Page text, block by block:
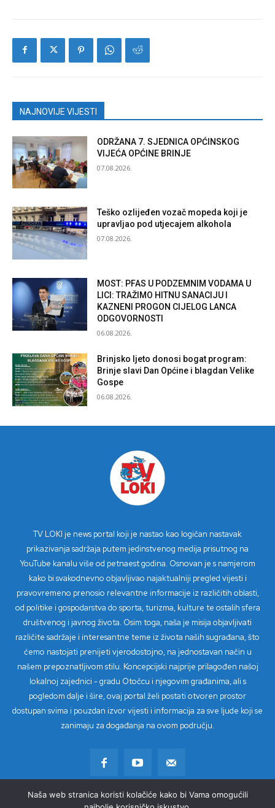
NAJNOVIJE VIJESTI
ODRŽANA 7. SJEDNICA OPĆINSKOG
VIJEĆA OPĆINE BRINJE
07.08.2026.
Teško ozlijeđen vozač mopeda koji je
upravljao pod utjecajem alkohola
07.08.2026.
MOST: PFAS U PODZEMNIM VODAMA U
LICI: TRAŽIMO HITNU SANACIJU I
KAZNENI PROGON CIJELOG LANCA
ODGOVORNOSTI
06.08.2026.
Brinjsko ljeto donosi bogat program:
Brinje slavi Dan Općine i blagdan Velike
Gospe
06.08.2026.
TV LOKI je news portal koji je nastao kao logičan nastavak
prikazivanja sadržaja putem jedinstvenog medija prisutnog na
YouTube kanalu više od petnaest godina. Osnovan je s namjerom
kako bi svakodnevno objavljivao najaktualniji pregled vijesti i
pravovremeno prenosio relevantne informacije iz različitih oblasti,
od politike i gospodarstva do sporta, turizma, kulture te ostalih sfera
društvenog i javnog života. Osim toga, naša je misija objavljivati
različite sadržaje i interesantne teme iz života naših sugrađana, što
ćemo nastojati prenijeti vjerodostojno, na jednostavan način u
našem prepoznatljivom stilu. Koncepcijski najprije prilagođen našoj
lokalnoj zajednici - gradu Otočcu i njegovim građanima, ali s
pogledom dalje i šire, ovaj portal želi postati otvoren prostor
dostupan svima i pouzdan izvor vijesti i informacija za sve ljude koji se
zanimaju za događanja na ovom području.
Naša web stranica koristi kolačiće kako bi Vama omogućili